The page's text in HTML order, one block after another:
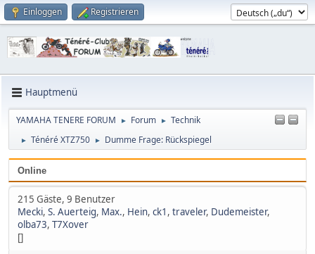
Einloggen Registrieren
Hauptmenü
YAMAHA TENERE FORUM ► Forum ► Technik
► Ténéré XTZ750 ► Dumme Frage: Rückspiegel
Online
215 Gäste, 9 Benutzer
Mecki, S. Auerteig, Max., Hein, ck1 , traveler, Dudemeister,
olba73, T7Xover
[]